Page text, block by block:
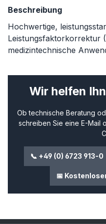
Beschreibung
Hochwertige,
Leistungsfaktorkorrektur
medizintechnische
Wir helfen
Ob technische Beratung
schreiben Sie eine E-Mail
📞 +49 (0) 6723 913-0
📅